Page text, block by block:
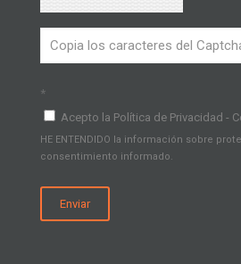
*
Acepto la Política de Privacidad -
HE ENTENDIDO la información sobre
consentimiento informado.